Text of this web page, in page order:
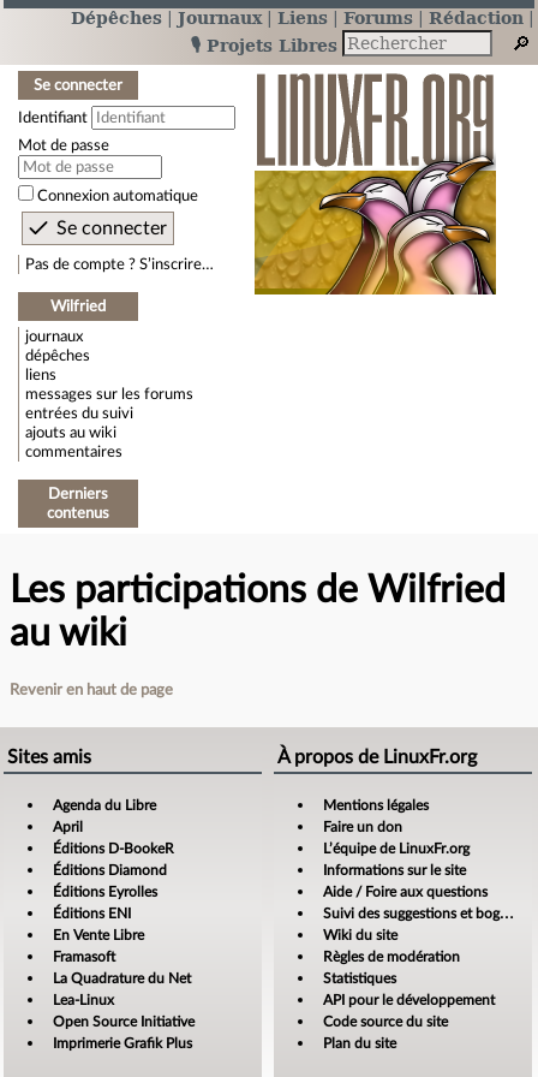
Dépêches Journaux Liens Forums
Rédaction
🎙️ Projets Libres
Se connecter
Identifiant
Mot de passe
Connexion automatique
Pas de compte ? S’inscrire…
Wilfried
journaux
dépêches
liens
messages sur les forums
entrées du suivi
ajouts au wiki
commentaires
Derniers
contenus
Les participations de Wilfried
au wiki
Revenir en haut de page
Sites amis
Agenda du Libre
April
Éditions D-BookeR
Éditions Diamond
Éditions Eyrolles
Éditions ENI
En Vente Libre
Framasoft
La Quadrature du Net
Lea-Linux
Open Source Initiative
Imprimerie Grafik Plus
À propos de LinuxFr.org
Mentions légales
Faire un don
L’équipe de LinuxFr.org
Informations sur le site
Aide / Foire aux questions
Suivi des suggestions et bogues
Wiki du site
Règles de modération
Statistiques
API pour le développement
Code source du site
Plan du site